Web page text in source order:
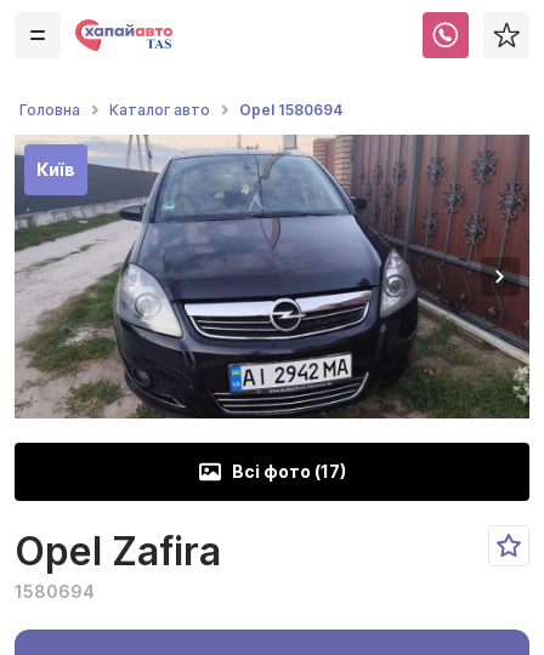
Головна Каталог авто Opel 1580694
Київ
Всі фото (17)
Opel Zafira
1580694